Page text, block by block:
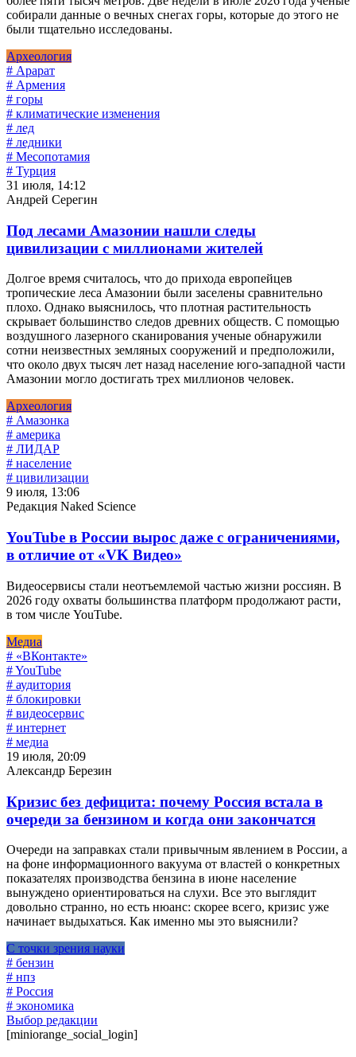
собирали данные о вечных снегах горы, которые до этого не
были тщательно исследованы.
Археология
# Арарат
# Армения
# горы
# климатические изменения
# лед
# ледники
# Месопотамия
# Турция
31 июля, 14:12
Андрей Серегин
Под лесами Амазонии нашли следы
цивилизации с миллионами жителей
Долгое время считалось, что до прихода европейцев
тропические леса Амазонии были заселены сравнительно
плохо. Однако выяснилось, что плотная растительность
скрывает большинство следов древних обществ. С помощью
воздушного лазерного сканирования ученые обнаружили
сотни неизвестных земляных сооружений и предположили,
что около двух тысяч лет назад население юго-западной части
Амазонии могло достигать трех миллионов человек.
Археология
# Амазонка
# америка
# ЛИДАР
# население
# цивилизации
9 июля, 13:06
Редакция Naked Science
YouTube в России вырос даже с ограничениями,
в отличие от «VK Видео»
Видеосервисы стали неотъемлемой частью жизни россиян. В
2026 году охваты большинства платформ продолжают расти,
в том числе YouTube.
Медиа
# «ВКонтакте»
# YouTube
# аудитория
# блокировки
# видеосервис
# интернет
# медиа
19 июля, 20:09
Александр Березин
Кризис без дефицита: почему Россия встала в
очереди за бензином и когда они закончатся
Очереди на заправках стали привычным явлением в России, а
на фоне информационного вакуума от властей о конкретных
показателях производства бензина в июне население
вынуждено ориентироваться на слухи. Все это выглядит
довольно странно, но есть нюанс: скорее всего, кризис уже
начинает выдыхаться. Как именно мы это выяснили?
С точки зрения науки
# бензин
# нпз
# Россия
# экономика
Выбор редакции
[miniorange_social_login]